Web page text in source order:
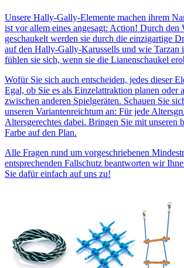
Unsere Hally-Gally-Elemente machen ihrem
ist vor allem eines angesagt: Action! Durch den
geschaukelt werden sie durch die einzigartige
auf den Hally-Gally-Karussells und wie Tarzan
fühlen sie sich, wenn sie die Lianenschaukel
Wofür Sie sich auch entscheiden, jedes dieser
Egal, ob Sie es als Einzelattraktion planen oder
zwischen anderen Spielgeräten. Schauen Sie
unseren Variantenreichtum an: Für jede
Altersgerechtes dabei. Bringen Sie mit unseren
Farbe auf den Plan.
Alle Fragen rund um vorgeschriebenen
entsprechenden Fallschutz beantworten wir
Sie dafür einfach auf uns zu!